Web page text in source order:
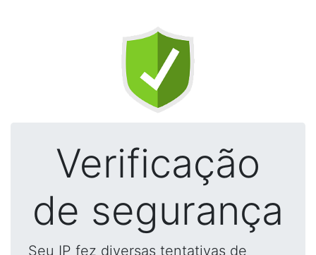
Verificação
de segurança
Seu IP fez diversas tentativas de